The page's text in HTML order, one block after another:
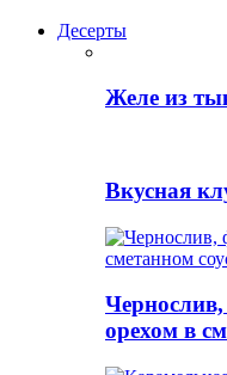
Десерты
Желе из
Вкусная
орехом в